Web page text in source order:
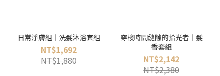
日常淨膚組｜洗髮沐浴套組
NT$1,692
NT$1,880
穿梭時間縫隙的拾光者｜髮
香套組
NT$2,142
NT$2,380